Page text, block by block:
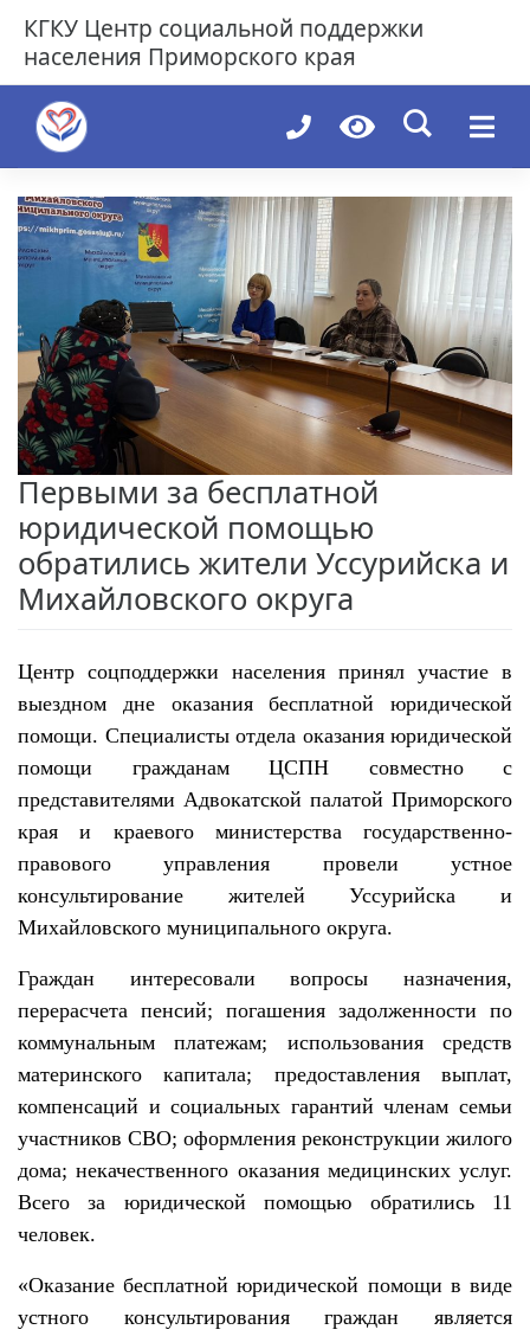
content
КГКУ Центр социальной поддержки
населения Приморского края
Первыми за бесплатной
юридической помощью
обратились жители Уссурийска и
Михайловского округа
Центр соцподдержки населения принял участие в
выездном днеоказаниябесплатной юридической
помощи. Специалисты отдела оказания юридической
помощи гражданам ЦСПН совместно с
представителями Адвокатской палатой Приморского
края и краевого министерства государственно-
правового управления провели устное
консультирование жителей Уссурийска и
Михайловского муниципального округа.
Граждан интересовали вопросы назначения,
перерасчета пенсий; погашения задолженности по
коммунальным платежам; использованиясредств
материнского капитала; предоставлениявыплат,
компенсаций и социальных гарантий членам семьи
участников СВО; оформления реконструкции жилого
дома; некачественного оказаниямедицинских услуг.
Всего за юридической помощью обратились 11
человек.
«Оказание бесплатной юридической помощи в виде
устного консультирования граждан является